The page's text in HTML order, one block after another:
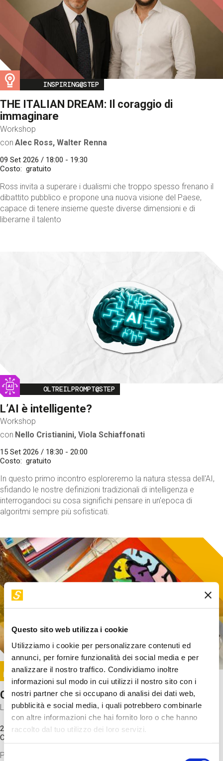
Questo sito web utilizza i cookie
Utilizziamo i cookie per personalizzare contenuti ed
annunci, per fornire funzionalità dei social media e per
analizzare il nostro traffico. Condividiamo inoltre
informazioni sul modo in cui utilizzi il nostro sito con i
nostri partner che si occupano di analisi dei dati web,
pubblicità e social media, i quali potrebbero combinarle
con altre informazioni che hai fornito loro o che hanno
raccolto dal tuo utilizzo dei loro servizi.
Selezione
Image
INSPIRING@STEP
THE ITALIAN DREAM: Il coraggio di
immaginare
Workshop
con Alec Ross, Walter Renna
09 Set 2026 / 18:00 - 19:30
Costo
gratuito
Ross invita a superare i dualismi che troppo spesso frenano il
dibattito pubblico e propone una nuova visione del Paese,
capace di tenere insieme queste diverse dimensioni e di
liberarne il talento
Image
OLTREILPROMPT@STEP
L’AI è intelligente?
Workshop
con Nello Cristianini, Viola Schiaffonati
15 Set 2026 / 18:30 - 20:00
Costo
gratuito
In questo primo incontro esploreremo la natura stessa dell'AI,
sfidando le nostre definizioni tradizionali di intelligenza e
interrogandoci su cosa significhi pensare in un'epoca di
algoritmi sempre più sofisticati.
Image
SUNDAY@STEP
Come funziona il cervello?
Laboratorio
20 Set 2026 / 11:15 - 13:00
Costo
Proveremo a costruire un cervello in cartoncino cercando di